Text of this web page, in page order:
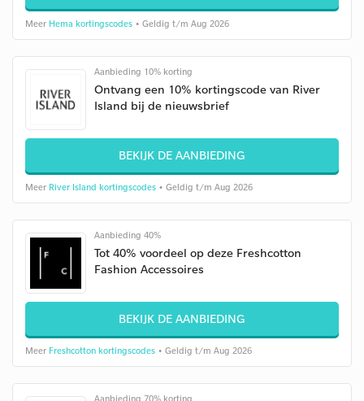
Meer Hema kortingscodes • Geldig t/m Aug 2026
Aanbieding 10% korting
Ontvang een 10% kortingscode van River
Island bij de nieuwsbrief
BEKIJK DE AANBIEDING
Meer River Island kortingscodes • Geldig t/m Aug 2026
Aanbieding 40%
Tot 40% voordeel op deze Freshcotton
Fashion Accessoires
BEKIJK DE AANBIEDING
Meer Freshcotton kortingscodes • Geldig t/m Aug 2026
Aanbieding 70% korting